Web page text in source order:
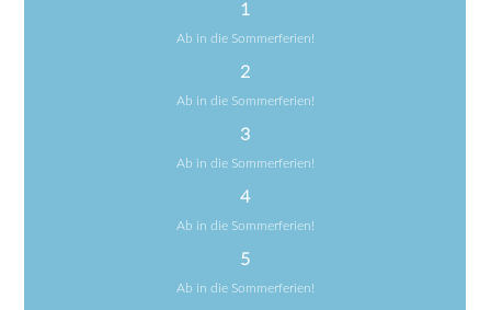
1
Ab in die Sommerferien!
2
Ab in die Sommerferien!
3
Ab in die Sommerferien!
4
Ab in die Sommerferien!
5
Ab in die Sommerferien!